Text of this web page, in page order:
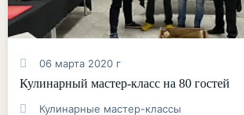
06 марта 2020 г
Кулинарный мастер-класс на 80 гостей
Кулинарные мастер-классы